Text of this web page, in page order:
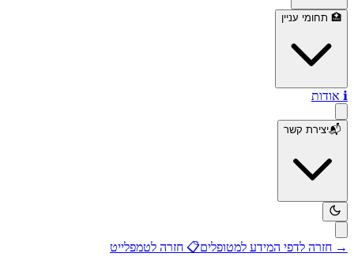
🏥 תחומי עניין
ℹ️ אודות
📬יצירת קשר
→ חזרה לדפי המידע למטופלים📋 חזרה לטמפלייט